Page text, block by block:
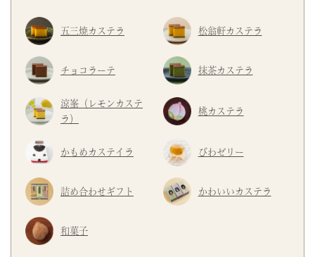
五三焼カステラ 松翁軒カステラ
チョコラーテ 抹茶カステラ
涼峯（レモンカステ
ラ）
桃カステラ
かもめカステイラ びわゼリー
詰め合わせギフト かわいいカステラ
和菓子